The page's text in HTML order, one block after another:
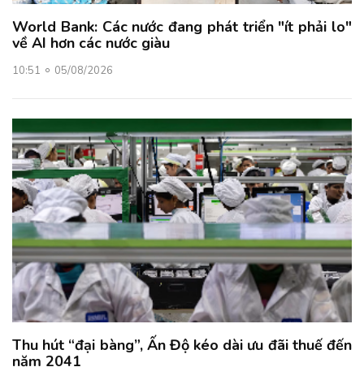
World Bank: Các nước đang phát triển "ít phải lo"
về AI hơn các nước giàu
10:51 05/08/2026
Thu hút “đại bàng”, Ấn Độ kéo dài ưu đãi thuế đến
năm 2041